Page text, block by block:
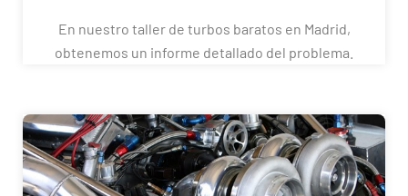
En nuestro taller de turbos baratos en Madrid,
obtenemos un informe detallado del problema.